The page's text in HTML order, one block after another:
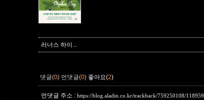
러너스 하이...
댓글(0) 먼댓글(0) 좋아요(2)
먼댓글 주소 : https://blog.aladin.co.kr/trackback/759250108/